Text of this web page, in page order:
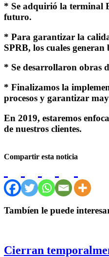
* Se adquirió la terminal
futuro.
* Para garantizar la
SPRB, los cuales generan
* Se desarrollaron obras
* Finalizamos la
procesos y garantizar
En 2019, estaremos
de nuestros clientes.
Compartir esta noticia
Tambíen le puede
Cierran